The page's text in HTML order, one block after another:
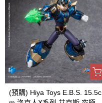
(預購) Hiya Toys E.B.S. 15.5c